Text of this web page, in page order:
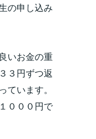
の申し込み
いお金の重
３円ずつ返
います。
０００円で